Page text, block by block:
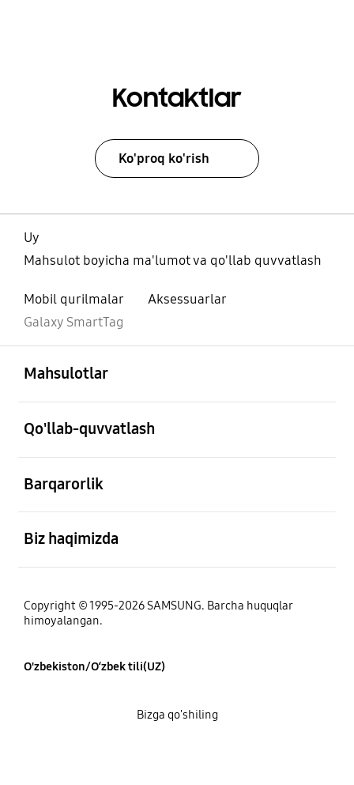
Kontaktlar
Ko'proq ko'rish
Uy
Mahsulot boyicha ma'lumot va qo'llab quvvatlash
Mobil qurilmalar
Aksessuarlar
Galaxy SmartTag
Mahsulotlar
Qo'llab-quvvatlash
Barqarorlik
Biz haqimizda
Copyright © 1995-2026 SAMSUNG. Barcha huquqlar
himoyalangan.
O'zbekiston/O‘zbek tili(UZ)
Bizga qo'shiling